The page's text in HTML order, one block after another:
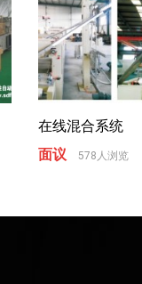
在线混合系统
面议
578人浏览